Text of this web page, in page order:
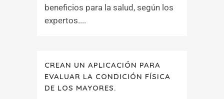
beneficios para la salud, según los
expertos....
CREAN UN APLICACIÓN PARA
EVALUAR LA CONDICIÓN FÍSICA
DE LOS MAYORES.